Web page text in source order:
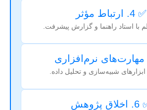
✅ 4. ارتباط مؤثر
با استاد راهنما و گزارش پیشرفت.
شبیه‌سازی و تحلیل داده.